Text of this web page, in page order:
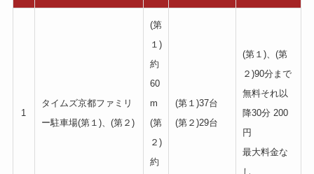
1
タイムズ京都ファミリ
ー駐車場(第１)、(第２)
(第
１)
約
60
m
(第
２)
約
(第１)37台
(第２)29台
(第１)、(第
２)90分まで
無料それ以
降30分 200
円
最大料金な
し